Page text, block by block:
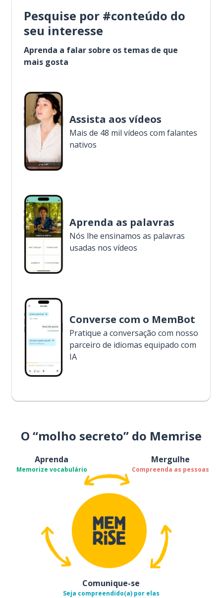
Pesquise por #conteúdo do
seu interesse
Aprenda a falar sobre os temas de que
mais gosta
Assista aos vídeos
Mais de 48 mil vídeos com falantes
nativos
Aprenda as palavras
Nós lhe ensinamos as palavras
usadas nos vídeos
Converse com o MemBot
Pratique a conversação com nosso
parceiro de idiomas equipado com
IA
O “molho secreto” do Memrise
Aprenda
Memorize vocabulário
Mergulhe
Compreenda as pessoas
Comunique-se
Seja compreendido(a) por elas